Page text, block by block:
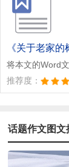
《关于老家的
将本文的Word
推荐度：
话题作文图文